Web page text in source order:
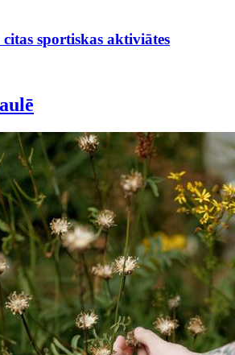
sportiskas aktiviātes